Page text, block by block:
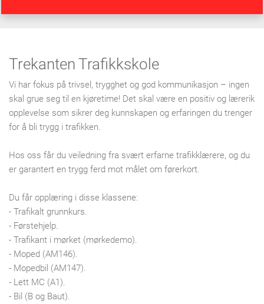
Trekanten Trafikkskole
Vi har fokus på trivsel, trygghet og god kommunikasjon – ingen
skal grue seg til en kjøretime! Det skal være en positiv og lærerik
opplevelse som sikrer deg kunnskapen og erfaringen du trenger
for å bli trygg i trafikken.
Hos oss får du veiledning fra svært erfarne trafikklærere, og du
er garantert en trygg ferd mot målet om førerkort.
Du får opplæring i disse klassene:
- Trafikalt grunnkurs.
- Førstehjelp.
- Trafikant i mørket (mørkedemo).
- Moped (AM146).
- Mopedbil (AM147).
- Lett MC (A1).
- Bil (B og Baut).